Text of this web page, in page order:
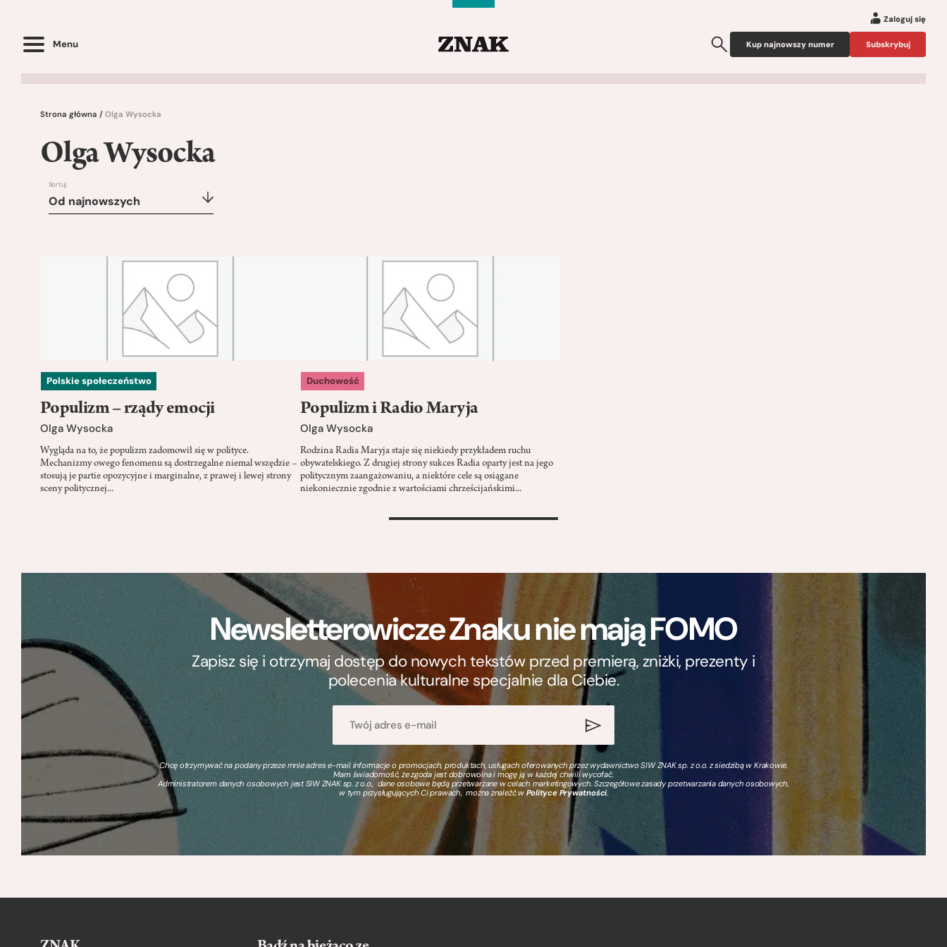
Menu
Zaloguj się
Kup najnowszy numer Subskrybuj
Strona główna / Olga Wysocka
Olga Wysocka
Sortuj
Od najnowszych
Polskie społeczeństwo
Populizm – rządy emocji
Olga Wysocka
Wygląda na to, że populizm zadomowił się w polityce.
Mechanizmy owego fenomenu są dostrzegalne niemal wszędzie –
stosują je partie opozycyjne i marginalne, z prawej i lewej strony
sceny politycznej...
Duchowość
Populizm i Radio Maryja
Olga Wysocka
Rodzina Radia Maryja staje się niekiedy przykładem ruchu
obywatelskiego. Z drugiej strony sukces Radia oparty jest na jego
politycznym zaangażowaniu, a niektóre cele są osiągane
niekoniecznie zgodnie z wartościami chrześcijańskimi...
>
Newsletterowicze Znaku nie mają FOMO
Zapisz się i otrzymaj dostęp do nowych tekstów przed premierą, zniżki, prezenty i
polecenia kulturalne specjalnie dla Ciebie.
Chcę otrzymywać na podany przeze mnie adres e-mail informacje o promocjach, produktach, usługach oferowanych przez wydawnictwo SIW ZNAK sp. z o.o. z siedzibą w Krakowie.
Mam świadomość, że zgoda jest dobrowolna i mogę ją w każdej chwili wycofać.
Administratorem danych osobowych jest SIW ZNAK sp. z o.o., dane osobowe będą przetwarzane w celach marketingowych. Szczegółowe zasady przetwarzania danych osobowych,
w tym przysługujących Ci prawach, można znaleźć wPolityce Prywatności.